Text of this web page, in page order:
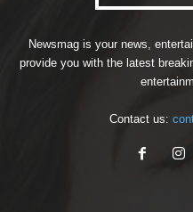
Newsmag is your news,
provide you with the latest
Contact us: